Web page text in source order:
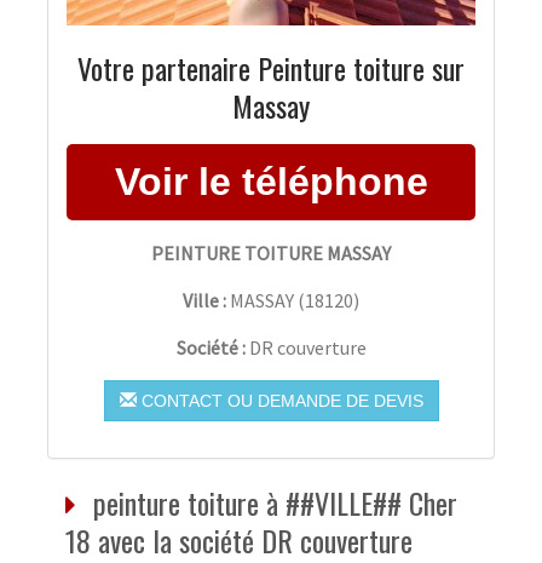
Votre partenaire Peinture toiture sur
Massay
PEINTURE TOITURE MASSAY
Ville : MASSAY (18120)
Société : DR couverture
CONTACT OU DEMANDE DE DEVIS
peinture toiture à ##VILLE## Cher
18 avec la société DR couverture